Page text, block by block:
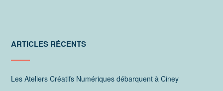
ARTICLES RÉCENTS
Les Ateliers Créatifs Numériques débarquent à Ciney